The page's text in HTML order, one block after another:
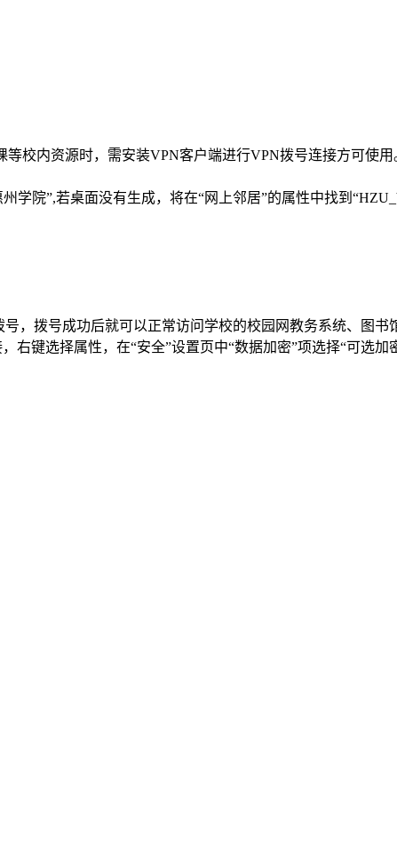
内资源时，需安装VPN客户端进行VPN拨号连接方可使用
院”,若桌面没有生成，将在“网上邻居”的属性中找到
拨号成功后就可以正常访问学校的校园网教务系统、图书
键选择属性，在“安全”设置页中“数据加密”项选择“可选加